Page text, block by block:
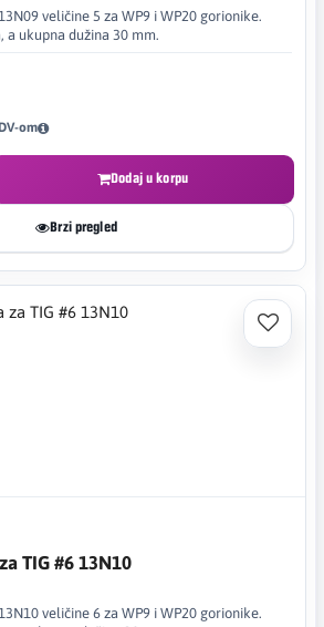
veličine 5 za WP9 i WP20 gorionike.
a ukupna dužina 30 mm.
om
Dodaj u korpu
Brzi pregled
TIG #6 13N10
veličine 6 za WP9 i WP20 gorionike.